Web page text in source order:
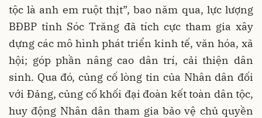
tộc là anh em ruột thịt”, bao năm qua, lực lượng
BĐBP tỉnh Sóc Trăng đã tích cực tham gia xây
dựng các mô hình phát triển kinh tế, văn hóa, xã
hội; góp phần nâng cao dân trí, cải thiện dân
sinh. Qua đó, củng cố lòng tin của Nhân dân đối
với Đảng, củng cố khối đại đoàn kết toàn dân tộc,
huy động Nhân dân tham gia bảo vệ chủ quyền